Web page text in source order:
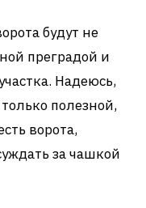
будут не
преградой и
Надеюсь,
полезной,
ворота,
за чашкой